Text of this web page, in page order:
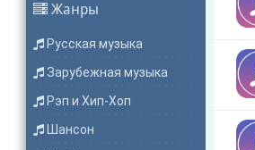
Жанры
Русская музыка
Зарубежная музыка
Рэп и Хип-Хоп
Шансон